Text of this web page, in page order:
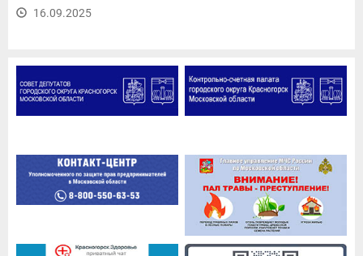
16.09.2025